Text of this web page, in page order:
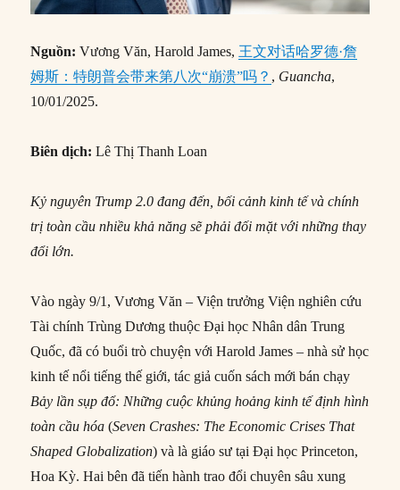
Nguồn:Vương Văn, Harold James, 王文对话哈罗德·詹
姆斯：特朗普会带来第八次“崩溃”吗？ , Guancha,
10/01/2025.
Biên dịch: Lê Thị Thanh Loan
Kỷ nguyên Trump 2.0 đang đến, bối cảnh kinh tế và chính
trị toàn cầu nhiều khả năng sẽ phải đối mặt với những thay
đổi lớn.
Vào ngày 9/1, Vương Văn – Viện trưởng Viện nghiên cứu
Tài chính Trùng Dương thuộc Đại học Nhân dân Trung
Quốc, đã có buổi trò chuyện với Harold James – nhà sử học
kinh tế nổi tiếng thế giới, tác giả cuốn sách mới bán chạy
Bảy lần sụp đổ: Những cuộc khủng hoảng kinh tế định hình
toàn cầu hóa (Seven Crashes: The Economic Crises That
Shaped Globalization) và là giáo sư tại Đại học Princeton,
Hoa Kỳ. Hai bên đã tiến hành trao đổi chuyên sâu xung